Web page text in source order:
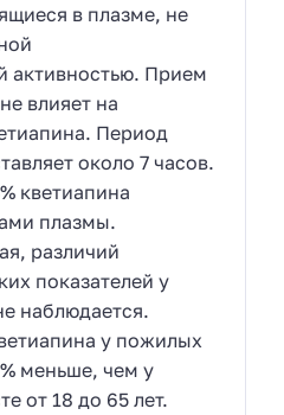
в плазме, не
активностью. Прием
влияет на
Период
около 7 часов.
кветиапина
плазмы.
различий
показателей у
наблюдается.
у пожилых
меньше, чем у
от 18 до 65 лет.